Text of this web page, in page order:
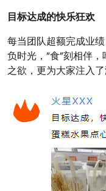
目标达成的快乐狂欢
每当团队超额完成业
负时光，”食”刻相伴
之欲，更为大家注入了